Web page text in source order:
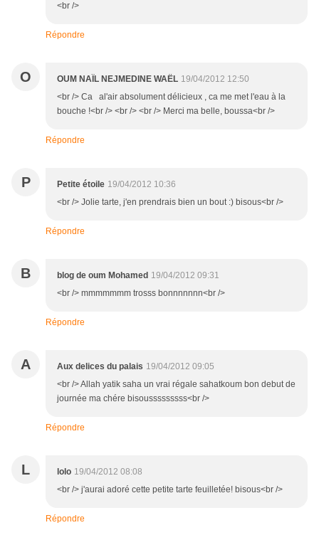
<br />
Répondre
O OUM NAÏL NEJMEDINE WAËL 19/04/2012 12:50
<br /> Ca al'air absolument délicieux , ca me met l'eau à la
bouche !<br /> <br /> <br /> Merci ma belle, boussa<br />
Répondre
P Petite étoile 19/04/2012 10:36
<br /> Jolie tarte, j'en prendrais bien un bout :) bisous<br />
Répondre
B blog de oum Mohamed 19/04/2012 09:31
<br /> mmmmmmm trosss bonnnnnnn<br />
Répondre
A Aux delices du palais 19/04/2012 09:05
<br /> Allah yatik saha un vrai régale sahatkoum bon debut de
journée ma chére bisousssssssss<br />
Répondre
L lolo 19/04/2012 08:08
<br /> j'aurai adoré cette petite tarte feuilletée! bisous<br />
Répondre